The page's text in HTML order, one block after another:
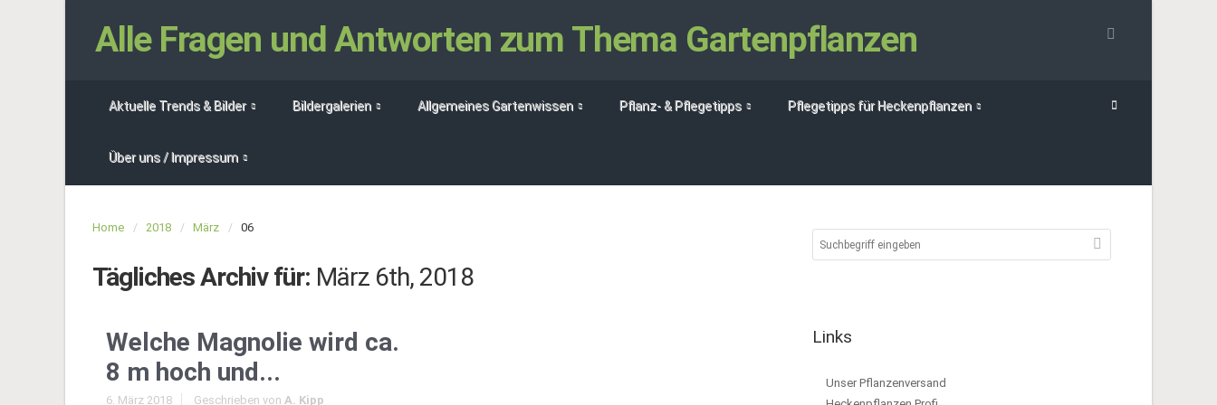
Alle Fragen und Antworten zum Thema Gartenpflanzen
Aktuelle Trends & Bilder Bildergalerien Allgemeines Gartenwissen Pflanz- & Pflegetipps Pflegetipps für Heckenpflanzen
Über uns / Impressum
Home 2018 März 06
Tägliches Archiv für: März 6th, 2018
Welche Magnolie wird ca.
8 m hoch und...
6. März 2018 Geschrieben von A. Kipp
Links
Unser Pflanzenversand